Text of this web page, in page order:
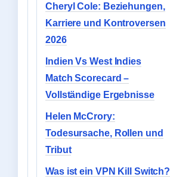
Cheryl Cole: Beziehungen,
Karriere und Kontroversen
2026
Indien Vs West Indies
Match Scorecard –
Vollständige Ergebnisse
Helen McCrory:
Todesursache, Rollen und
Tribut
Was ist ein VPN Kill Switch?